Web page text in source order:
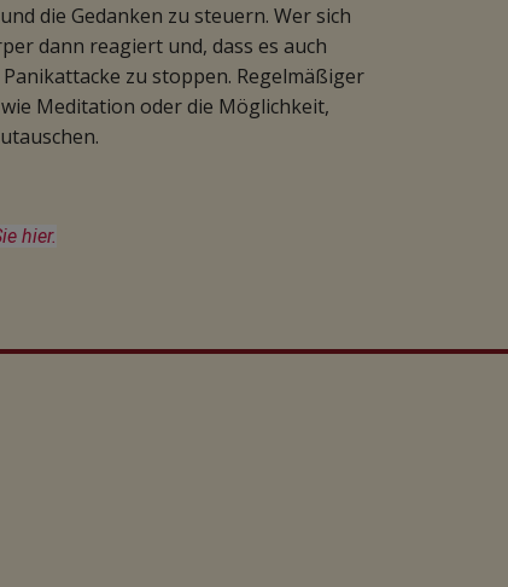
die Gedanken zu steuern. Wer sich
dann reagiert und, dass es auch
zu stoppen. Regelmäßiger
Meditation oder die Möglichkeit,
hier.